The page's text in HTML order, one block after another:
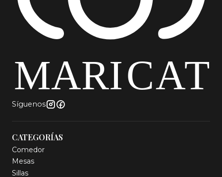
Síguenos
CATEGORÍAS
Comedor
Mesas
Sillas